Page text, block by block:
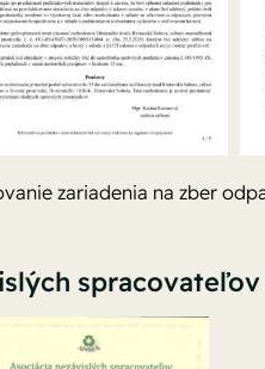
zariadenia na zber